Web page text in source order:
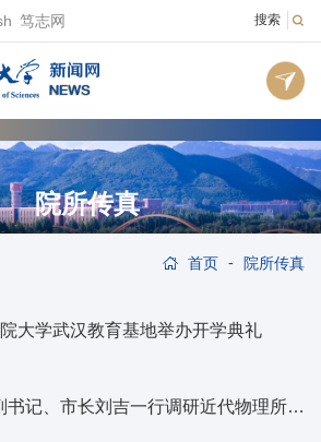
搜索
笃志网
院所传真
首页 - 院所传真
大学武汉教育基地举办开学典礼
书记、市长刘吉一行调研近代物理所惠